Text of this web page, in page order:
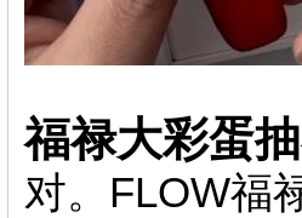
福禄大彩蛋
对。FLOW福